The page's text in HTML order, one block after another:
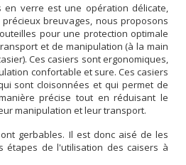
en verre est une opération délicate,
breuvages, nous proposons
pour une protection optimale
et de manipulation (à la main
Ces casiers sont ergonomiques,
confortable et sure. Ces casiers
sont cloisonnées et qui permet de
précise tout en réduisant le
manipulation et leur transport.
gerbables. Il est donc aisé de les
étapes de l'utilisation des caisers à